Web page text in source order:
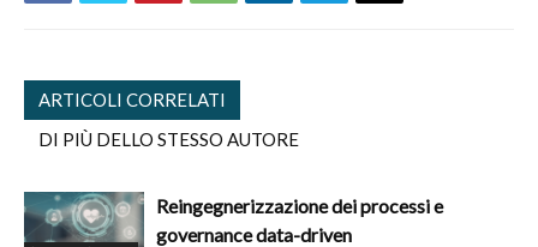
ARTICOLI CORRELATI
DI PIÙ DELLO STESSO AUTORE
Reingegnerizzazione dei processi e
governance data-driven